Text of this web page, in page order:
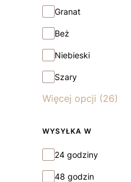
Granat
Beż
Niebieski
Szary
Więcej opcji (26)
WYSYŁKA W
Wysyłka w
24 godziny
48 godzin